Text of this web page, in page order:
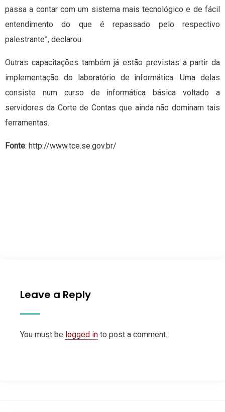
passa a contar com um sistema mais tecnológico e de fácil
entendimento do que é repassado pelo respectivo
palestrante”, declarou.
Outras capacitações também já estão previstas a partir da
implementação do laboratório de informática. Uma delas
consiste num curso de informática básica voltado a
servidores da Corte de Contas que ainda não dominam tais
ferramentas.
Fonte: http://www.tce.se.gov.br/
Leave a Reply
You must be logged in to post a comment.